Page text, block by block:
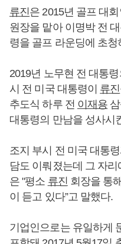
류진은 2015년 골프 대
원장을 맡아 이명박 전
령을 골프 라운딩에 초
2019년 노무현 전 대통
시 전 미국 대통령이 류진
추도식 하루 전 이재용
대통령의 만남을 성사시
조지 부시 전 미국 대통
담도 이뤄졌는데 그 자리
은 "평소 류진 회장을 통
이 듣고 있다”고 말했다.
기업인으로는 유일하게